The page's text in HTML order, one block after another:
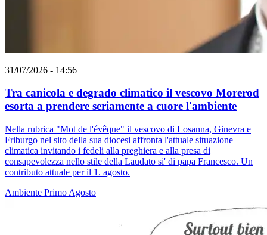
31/07/2026 - 14:56
Tra canicola e degrado climatico il vescovo Morerod
esorta a prendere seriamente a cuore l'ambiente
Nella rubrica "Mot de l'évêque" il vescovo di Losanna, Ginevra e
Friburgo nel sito della sua diocesi affronta l'attuale situazione
climatica invitando i fedeli alla preghiera e alla presa di
consapevolezza nello stile della Laudato si' di papa Francesco. Un
contributo attuale per il 1. agosto.
Ambiente Primo Agosto